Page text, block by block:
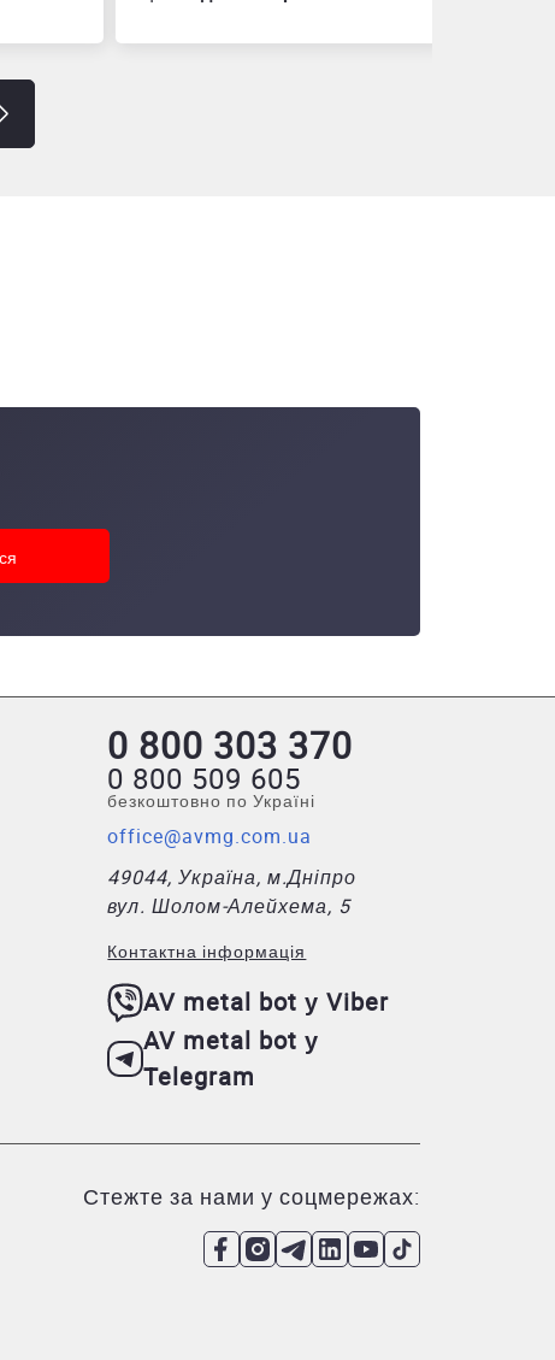
0 800 303 370
0 800 509 605
безкоштовно по Україні
office@avmg.com.ua
49044, Україна, м.Дніпро
вул. Шолом-Алейхема, 5
Контактна інформація
AV metal bot у Viber
AV metal bot у
Telegram
Стежте за нами у соцмережах: